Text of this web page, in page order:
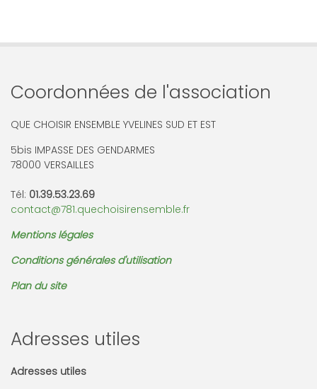
Coordonnées de l'association
QUE CHOISIR ENSEMBLE YVELINES SUD ET EST
5bis IMPASSE DES GENDARMES
78000 VERSAILLES
Tél: 01.39.53.23.69
contact@781.quechoisirensemble.fr
Mentions légales
Conditions générales d'utilisation
Plan du site
Adresses utiles
Adresses utiles